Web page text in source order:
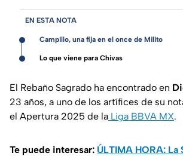
EN ESTA NOTA
Campillo, una fija en el once de Milito
Lo que viene para Chivas
El Rebaño Sagrado ha encontrado en
23 años, a uno de los artífices de su
el Apertura 2025 de la Liga BBVA MX.
Te puede interesar: ÚLTIMA HORA: La